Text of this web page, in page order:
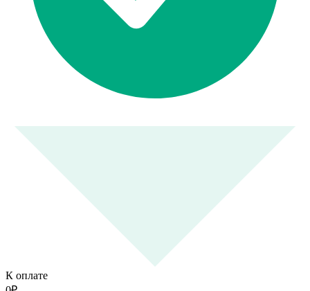
К оплате